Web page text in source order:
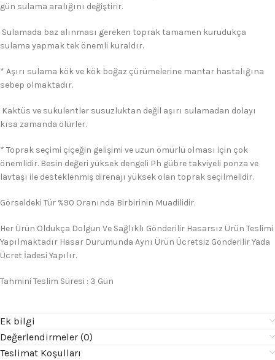
gün sulama aralığını değiştirir.
Sulamada baz alınması gereken toprak tamamen kurudukça
sulama yapmak tek önemli kuraldır.
* Aşırı sulama kök ve kök boğaz çürümelerine mantar hastalığına
sebep olmaktadır.
Kaktüs ve sukulentler susuzluktan değil aşırı sulamadan dolayı
kısa zamanda ölürler.
* Toprak seçimi çiçeğin gelişimi ve uzun ömürlü olması için çok
önemlidir. Besin değeri yüksek dengeli Ph gübre takviyeli ponza ve
lavtaşı ile desteklenmiş direnajı yüksek olan toprak seçilmelidir.
Görseldeki Tür %90 Oranında Birbirinin Muadilidir.
Her Ürün Oldukça Dolgun Ve Sağlıklı Gönderilir Hasarsız Ürün Teslimi
Yapılmaktadır Hasar Durumunda Aynı Ürün Ücretsiz Gönderilir Yada
Ücret İadesi Yapılır.
Tahmini Teslim Süresi : 3 Gün
Ek bilgi
Değerlendirmeler (0)
Teslimat Koşulları